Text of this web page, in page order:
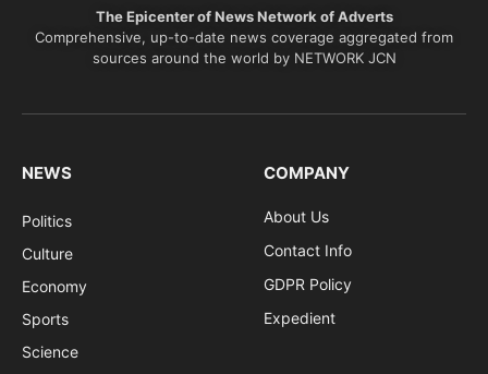
The Epicenter of News Network of Adverts
Comprehensive, up-to-date news coverage aggregated from
sources around the world by NETWORK JCN
NEWS
Politics
Culture
Economy
Sports
Science
COMPANY
About Us
Contact Info
GDPR Policy
Expedient